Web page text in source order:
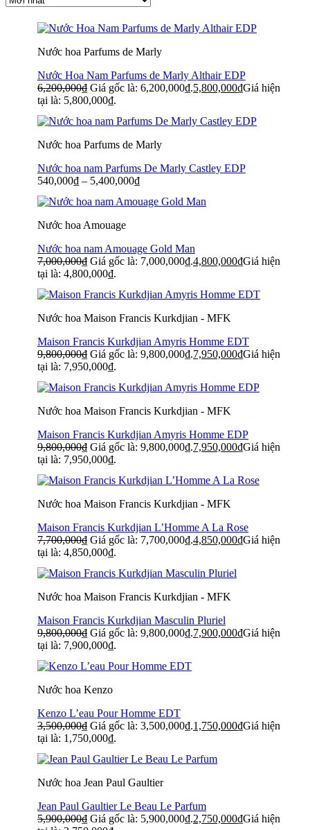
Nước hoa Parfums de Marly
Nước Hoa Nam Parfums de Marly Althair EDP
6,200,000₫ Giá gốc là: 6,200,000₫.5,800,000₫Giá hiện
tại là: 5,800,000₫.
Nước hoa Parfums de Marly
Nước hoa nam Parfums De Marly Castley EDP
540,000₫ – 5,400,000₫
Nước hoa Amouage
Nước hoa nam Amouage Gold Man
7,000,000₫ Giá gốc là: 7,000,000₫.4,800,000₫Giá hiện
tại là: 4,800,000₫.
Nước hoa Maison Francis Kurkdjian - MFK
Maison Francis Kurkdjian Amyris Homme EDT
9,800,000₫ Giá gốc là: 9,800,000₫.7,950,000₫Giá hiện
tại là: 7,950,000₫.
Nước hoa Maison Francis Kurkdjian - MFK
Maison Francis Kurkdjian Amyris Homme EDP
9,800,000₫ Giá gốc là: 9,800,000₫.7,950,000₫Giá hiện
tại là: 7,950,000₫.
Nước hoa Maison Francis Kurkdjian - MFK
Maison Francis Kurkdjian L’Homme A La Rose
7,700,000₫ Giá gốc là: 7,700,000₫.4,850,000₫Giá hiện
tại là: 4,850,000₫.
Nước hoa Maison Francis Kurkdjian - MFK
Maison Francis Kurkdjian Masculin Pluriel
9,800,000₫ Giá gốc là: 9,800,000₫.7,900,000₫Giá hiện
tại là: 7,900,000₫.
Nước hoa Kenzo
Kenzo L’eau Pour Homme EDT
3,500,000₫ Giá gốc là: 3,500,000₫.1,750,000₫Giá hiện
tại là: 1,750,000₫.
Nước hoa Jean Paul Gaultier
Jean Paul Gaultier Le Beau Le Parfum
5,900,000₫ Giá gốc là: 5,900,000₫.2,750,000₫Giá hiện